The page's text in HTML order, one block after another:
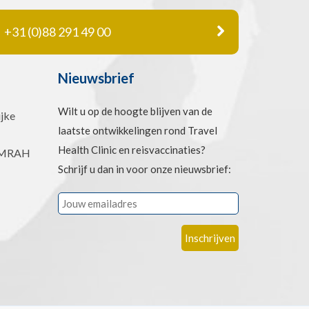
+31 (0)88 291 49 00
Nieuwsbrief
Wilt u op de hoogte blijven van de
laatste ontwikkelingen rond Travel
Health Clinic en reisvaccinaties?
Schrijf u dan in voor onze nieuwsbrief: